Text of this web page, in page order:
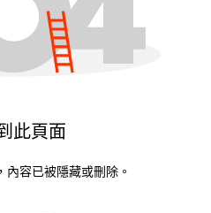
此頁面
容已被隱藏或刪除。